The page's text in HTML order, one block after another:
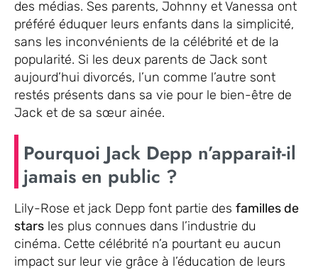
des médias. Ses parents, Johnny et Vanessa ont
préféré éduquer leurs enfants dans la simplicité,
sans les inconvénients de la célébrité et de la
popularité. Si les deux parents de Jack sont
aujourd’hui divorcés, l’un comme l’autre sont
restés présents dans sa vie pour le bien-être de
Jack et de sa sœur ainée.
Pourquoi Jack Depp n’apparait-il
jamais en public ?
Lily-Rose et jack Depp font partie des familles de
stars les plus connues dans l’industrie du
cinéma. Cette célébrité n’a pourtant eu aucun
impact sur leur vie grâce à l’éducation de leurs